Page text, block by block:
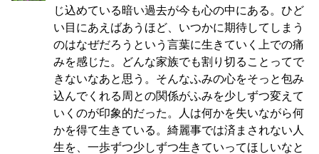
じ込めている暗い過去が今も心の中にある。ひど
い目にあえばあうほど、いつかに期待してしまう
のはなぜだろうという言葉に生きていく上での痛
みを感じた。どんな家族でも割り切ることってで
きないなあと思う。そんなふみの心をそっと包み
込んでくれる周との関係がふみを少しずつ変えて
いくのが印象的だった。人は何かを失いながら何
かを得て生きている。綺麗事では済まされない人
生を、一歩ずつ少しずつ生きていってほしいなと